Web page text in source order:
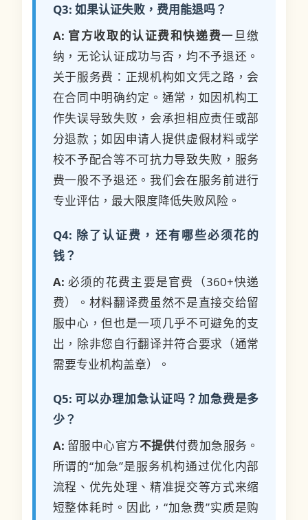
Q3: 如果认证失败，费用能退吗？
A: 官方收取的认证费和快递费一旦缴
纳，无论认证成功与否，均不予退还。
关于服务费：正规机构如文凭之路，会
在合同中明确约定。通常，如因机构工
作失误导致失败，会承担相应责任或部
分退款；如因申请人提供虚假材料或学
校不予配合等不可抗力导致失败，服务
费一般不予退还。我们会在服务前进行
专业评估，最大限度降低失败风险。
Q4: 除了认证费，还有哪些必须花的
钱？
A: 必须的花费主要是官费（360+快递
费）。材料翻译费虽然不是直接交给留
服中心，但也是一项几乎不可避免的支
出，除非您自行翻译并符合要求（通常
需要专业机构盖章）。
Q5: 可以办理加急认证吗？加急费是多
少？
A: 留服中心官方不提供付费加急服务。
所谓的“加急”是服务机构通过优化内部
流程、优先处理、精准提交等方式来缩
短整体耗时。因此，“加急费”实质是购